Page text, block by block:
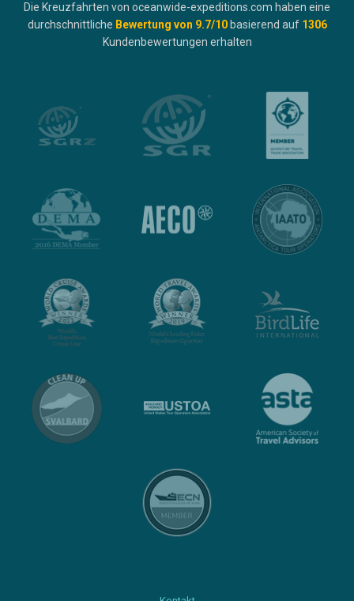
Die Kreuzfahrten von oceanwide-expeditions.com haben eine
durchschnittliche Bewertung von 9.7/10 basierend auf 1306
Kundenbewertungen erhalten